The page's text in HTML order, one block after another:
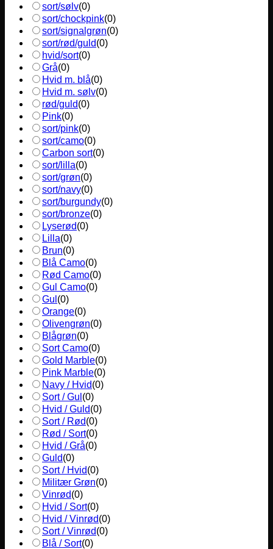
sort/sølv(0)
sort/chockpink(0)
sort/signalgrøn(0)
sort/rød/guld(0)
hvid/sort(0)
Grå(0)
Hvid m. blå(0)
Hvid m. sølv(0)
rød/guld(0)
Pink(0)
sort/pink(0)
sort/camo(0)
Carbon sort(0)
sort/lilla(0)
sort/grøn(0)
sort/navy(0)
sort/burgundy(0)
sort/bronze(0)
Lyserød(0)
Lilla(0)
Brun(0)
Blå Camo(0)
Rød Camo(0)
Gul Camo(0)
Gul (0)
Orange(0)
Olivengrøn(0)
Blågrøn(0)
Sort Camo(0)
Gold Marble(0)
Pink Marble(0)
Navy / Hvid(0)
Sort / Gul (0)
Hvid / Guld(0)
Sort / Rød(0)
Rød / Sort(0)
Hvid / Grå(0)
Guld(0)
Sort / Hvid(0)
Militær Grøn(0)
Vinrød(0)
Hvid / Sort(0)
Hvid / Vinrød(0)
Sort / Vinrød(0)
Blå / Sort(0)